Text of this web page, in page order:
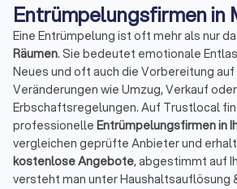
Entrümpelungsfirmen in
Eine Entrümpelung ist oft mehr als nur
Räumen. Sie bedeutet emotionale
Neues und oft auch die Vorbereitung
Veränderungen wie Umzug, Verkauf oder
Erbschaftsregelungen. Auf Trustlocal
professionelle Entrümpelungsfirmen in
vergleichen geprüfte Anbieter und
kostenlose Angebote, abgestimmt auf
versteht man unter Haushaltsauflösung